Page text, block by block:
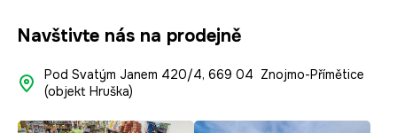
Navštivte nás na prodejně
Pod Svatým Janem 420/4, 669 04 Znojmo-Přímětice
(objekt Hruška)